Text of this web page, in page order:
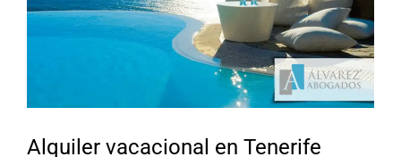
Alquiler vacacional en Tenerife